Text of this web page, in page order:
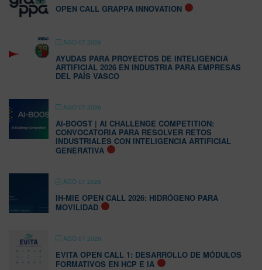
OPEN CALL GRAPPA INNOVATION
AGO 07 2026
AYUDAS PARA PROYECTOS DE INTELIGENCIA
ARTIFICIAL 2026 EN INDUSTRIA PARA EMPRESAS
DEL PAÍS VASCO
AGO 07 2026
AI-BOOST | AI CHALLENGE COMPETITION:
CONVOCATORIA PARA RESOLVER RETOS
INDUSTRIALES CON INTELIGENCIA ARTIFICIAL
GENERATIVA
AGO 07 2026
IH-MIE OPEN CALL 2026: HIDRÓGENO PARA
MOVILIDAD
AGO 07 2026
EVITA OPEN CALL 1: DESARROLLO DE MÓDULOS
FORMATIVOS EN HCP E IA